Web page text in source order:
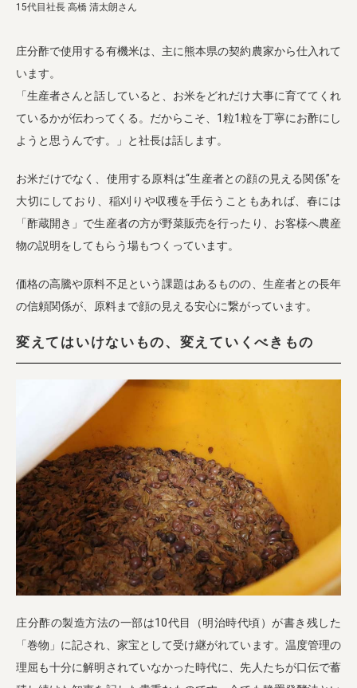
15代目社長 高橋 清太朗さん
庄分酢で使用する有機米は、主に熊本県の契約農家から仕入れて
います。
「生産者さんと話していると、お米をどれだけ大事に育ててくれ
ているかが伝わってくる。だからこそ、1粒1粒を丁寧にお酢にし
ようと思うんです。」と社長は話します。
お米だけでなく、使用する原料は“生産者との顔の見える関係”を
大切にしており、稲刈りや収穫を手伝うこともあれば、春には
「酢蔵開き」で生産者の方が野菜販売を行ったり、お客様へ農産
物の説明をしてもらう場もつくっています。
価格の高騰や原料不足という課題はあるものの、生産者との長年
の信頼関係が、原料まで顔の見える安心に繋がっています。
変えてはいけないもの、変えていくべきもの
庄分酢の製造方法の一部は10代目（明治時代頃）が書き残した
「巻物」に記され、家宝として受け継がれています。温度管理の
理屈も十分に解明されていなかった時代に、先人たちが口伝で蓄